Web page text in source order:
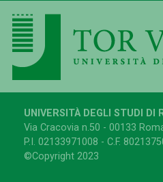
UNIVERSITÀ DEGLI STUDI DI
Via Cracovia n.50 - 00133
P.I. 02133971008 - C.F.
©Copyright 2023